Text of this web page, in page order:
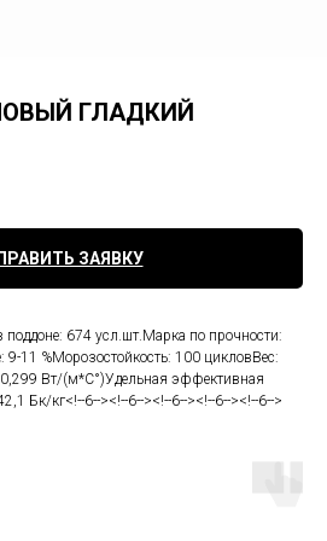
ГЛАДКИЙ
ЗАЯВКУ
674 усл.шт.Марка по прочности:
11 %Морозостойкость: 100 цикловВес:
Вт/(м*С°)Удельная эффективная
Бк/кг<!--6--><!--6--><!--6--><!--6--><!--6-->